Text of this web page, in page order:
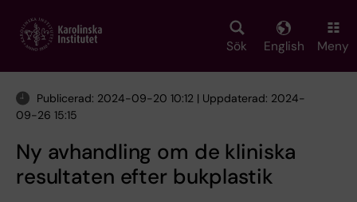
main
Sök English Meny
Publicerad: 2024-09-20 10:12 | Uppdaterad: 2024-
09-26 15:15
Ny avhandling om de kliniska
resultaten efter bukplastik